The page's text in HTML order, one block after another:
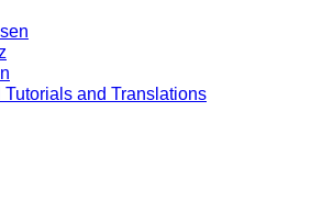
and Translations